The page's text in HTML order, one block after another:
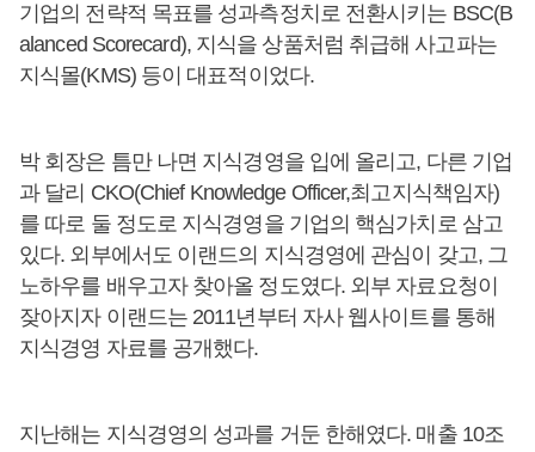
기업의 전략적 목표를 성과측정치로 전환시키는 BSC(B
alanced Scorecard), 지식을 상품처럼 취급해 사고파는
지식몰(KMS) 등이 대표적이었다.
박 회장은 틈만 나면 지식경영을 입에 올리고, 다른 기업
과 달리 CKO(Chief Knowledge Officer,최고지식책임자)
를 따로 둘 정도로 지식경영을 기업의 핵심가치로 삼고
있다. 외부에서도 이랜드의 지식경영에 관심이 갖고, 그
노하우를 배우고자 찾아올 정도였다. 외부 자료요청이
잦아지자 이랜드는 2011년부터 자사 웹사이트를 통해
지식경영 자료를 공개했다.
지난해는 지식경영의 성과를 거둔 한해였다. 매출 10조